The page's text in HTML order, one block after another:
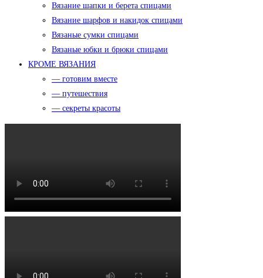
Вязание шапки и берета спицами
Вязание шарфов и накидок спицами
Вязаные сумки спицами
Вязаные юбки и брюки спицами
КРОМЕ ВЯЗАНИЯ
— готовим вместе
— путешествия
— секреты красоты